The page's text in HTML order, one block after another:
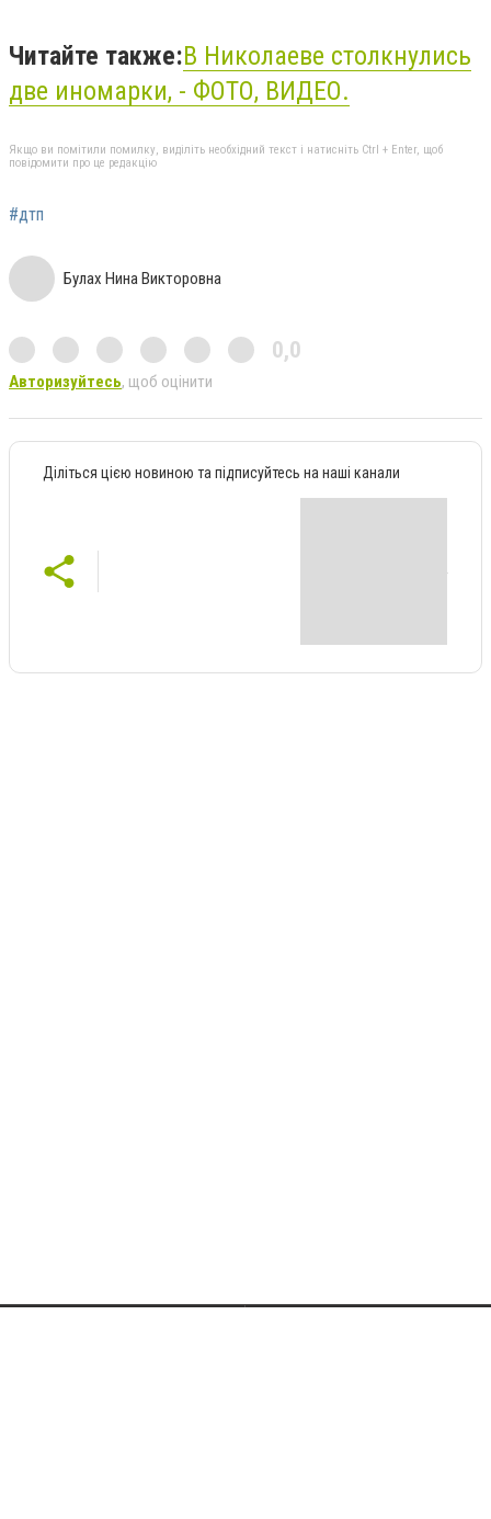
Читайте также:В Николаеве столкнулись
две иномарки, - ФОТО, ВИДЕО.
Якщо ви помітили помилку, виділіть необхідний текст і натисніть Ctrl + Enter, щоб
повідомити про це редакцію
#дтп
Булах Нина Викторовна
0,0
Авторизуйтесь, щоб оцінити
Діліться цією новиною та підписуйтесь на наші канали